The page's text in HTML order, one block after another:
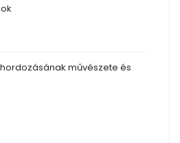
művészete és